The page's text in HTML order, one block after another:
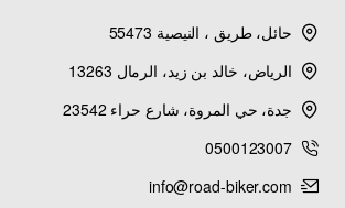
حائل، طريق ، النيصية 55473
الرياض، خالد بن زيد، الرمال 13263
جدة، حي المروة، شارع حراء 23542
0500123007
info@road-biker.com